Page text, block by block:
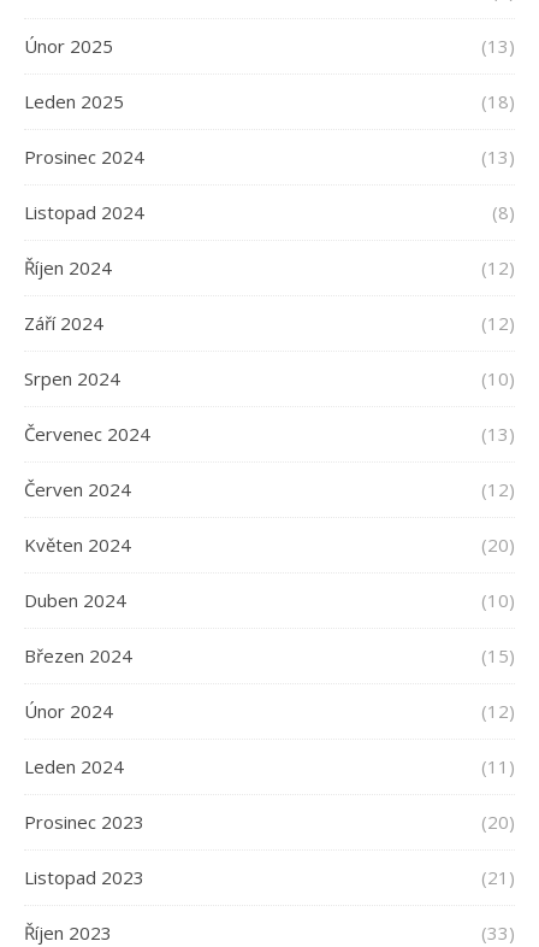
Únor 2025 (13)
Leden 2025 (18)
Prosinec 2024 (13)
Listopad 2024 (8)
Říjen 2024 (12)
Září 2024 (12)
Srpen 2024 (10)
Červenec 2024 (13)
Červen 2024 (12)
Květen 2024 (20)
Duben 2024 (10)
Březen 2024 (15)
Únor 2024 (12)
Leden 2024 (11)
Prosinec 2023 (20)
Listopad 2023 (21)
Říjen 2023 (33)